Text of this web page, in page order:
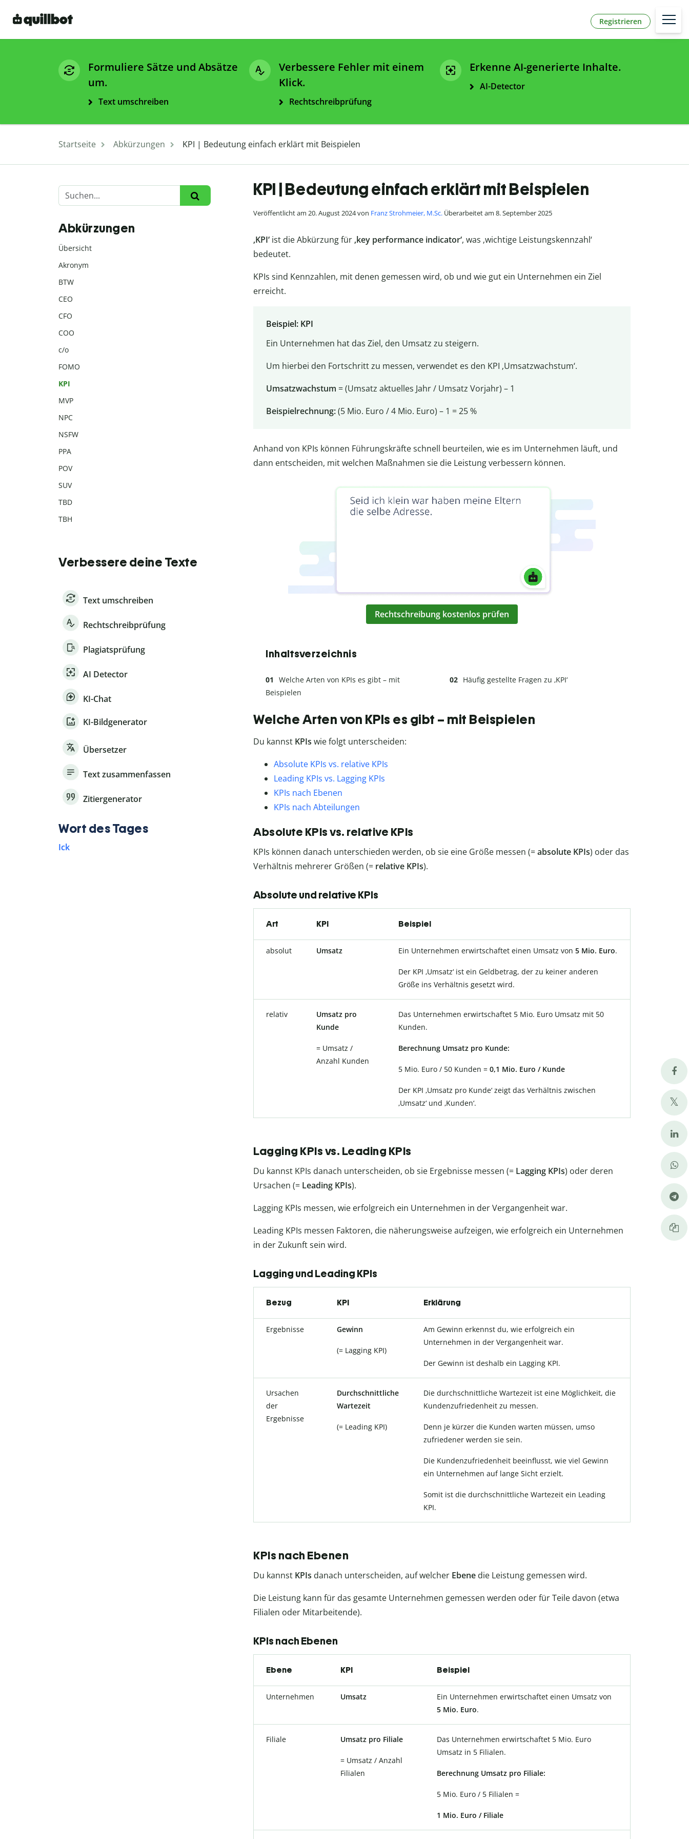
Registrieren
Formuliere Sätze und Absätze
um.
Text umschreiben
Verbessere Fehler mit einem
Klick.
Rechtschreibprüfung
Erkenne AI-generierte Inhalte.
AI-Detector
Startseite Abkürzungen KPI | Bedeutung einfach erklärt mit Beispielen
KPI | Bedeutung einfach erklärt mit Beispielen
Veröffentlicht am 20. August 2024 von Franz Strohmeier, M.Sc. Überarbeitet am 8. September 2025
‚KPI‘ ist die Abkürzung für ‚key performance indicator‘, was ‚wichtige Leistungskennzahl‘
bedeutet.
KPIs sind Kennzahlen, mit denen gemessen wird, ob und wie gut ein Unternehmen ein Ziel
erreicht.
Beispiel: KPI
Ein Unternehmen hat das Ziel, den Umsatz zu steigern.
Um hierbei den Fortschritt zu messen, verwendet es den KPI ‚Umsatzwachstum‘.
Umsatzwachstum = (Umsatz aktuelles Jahr / Umsatz Vorjahr) – 1
Beispielrechnung:(5 Mio. Euro / 4 Mio. Euro) – 1 = 25 %
Anhand von KPIs können Führungskräfte schnell beurteilen, wie es im Unternehmen läuft, und
dann entscheiden, mit welchen Maßnahmen sie die Leistung verbessern können.
Rechtschreibung kostenlos prüfen
Inhaltsverzeichnis
Welche Arten von KPIs es gibt – mit
Beispielen
Häufig gestellte Fragen zu ‚KPI‘
Welche Arten von KPIs es gibt – mit Beispielen
Du kannst KPIs wie folgt unterscheiden:
Absolute KPIs vs. relative KPIs
Leading KPIs vs. Lagging KPIs
KPIs nach Ebenen
KPIs nach Abteilungen
Absolute KPIs vs. relative KPIs
KPIs können danach unterschieden werden, ob sie eine Größe messen (=absolute KPIs) oder das
Verhältnis mehrerer Größen (= relative KPIs).
Absolute und relative KPIs
Art KPI Beispiel
absolut Umsatz Ein Unternehmen erwirtschaftet einen Umsatz von 5 Mio. Euro.
Der KPI ‚Umsatz‘ ist ein Geldbetrag, der zu keiner anderen
Größe ins Verhältnis gesetzt wird.
relativ
Umsatz pro
Kunde
= Umsatz /
Anzahl Kunden
Das Unternehmen erwirtschaftet 5 Mio. Euro Umsatz mit 50
Kunden.
Berechnung Umsatz pro Kunde:
5 Mio. Euro / 50 Kunden = 0,1 Mio. Euro / Kunde
Der KPI ‚Umsatz pro Kunde‘ zeigt das Verhältnis zwischen
‚Umsatz‘ und ‚Kunden‘.
Lagging KPIs vs. Leading KPIs
Du kannst KPIs danach unterscheiden, ob sie Ergebnisse messen (= Lagging KPIs) oder deren
Ursachen (= Leading KPIs).
Lagging KPIs messen, wie erfolgreich ein Unternehmen in der Vergangenheit war.
Leading KPIs messen Faktoren, die näherungsweise aufzeigen, wie erfolgreich ein Unternehmen
in der Zukunft sein wird.
Lagging und Leading KPIs
Bezug KPI Erklärung
Ergebnisse Gewinn
(= Lagging KPI)
Am Gewinn erkennst du, wie erfolgreich ein
Unternehmen in der Vergangenheit war.
Der Gewinn ist deshalb ein Lagging KPI.
Ursachen
der
Ergebnisse
Durchschnittliche
Wartezeit
(= Leading KPI)
Die durchschnittliche Wartezeit ist eine Möglichkeit, die
Kundenzufriedenheit zu messen.
Denn je kürzer die Kunden warten müssen, umso
zufriedener werden sie sein.
Die Kundenzufriedenheit beeinflusst, wie viel Gewinn
ein Unternehmen auf lange Sicht erzielt.
Somit ist die durchschnittliche Wartezeit ein Leading
KPI.
KPIs nach Ebenen
Du kannst KPIs danach unterscheiden, auf welcher Ebene die Leistung gemessen wird.
Die Leistung kann für das gesamte Unternehmen gemessen werden oder für Teile davon (etwa
Filialen oder Mitarbeitende).
KPIs nach Ebenen
Ebene KPI Beispiel
Unternehmen Umsatz
Ein Unternehmen erwirtschaftet einen Umsatz von
5 Mio. Euro.
Filiale Umsatz pro Filiale
= Umsatz / Anzahl
Filialen
Das Unternehmen erwirtschaftet 5 Mio. Euro
Umsatz in 5 Filialen.
Berechnung Umsatz pro Filiale:
5 Mio. Euro / 5 Filialen =
1 Mio. Euro / Filiale
Abkürzungen
Übersicht
Akronym
BTW
CEO
CFO
COO
c/o
FOMO
KPI
MVP
NPC
NSFW
PPA
POV
SUV
TBD
TBH
Verbessere deine Texte
Text umschreiben
Rechtschreibprüfung
Plagiatsprüfung
AI Detector
KI-Chat
KI-Bildgenerator
Übersetzer
Text zusammenfassen
Zitiergenerator
Wort des Tages
Ick